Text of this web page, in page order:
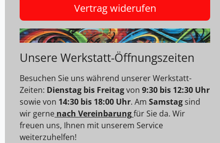
Vertrag widerufen
Unsere Werkstatt-Öffnungszeiten
Besuchen Sie uns während unserer Werkstatt-
Zeiten: Dienstag bis Freitagvon 9:30 bis 12:30 Uhr
sowie von 14:30 bis 18:00 Uhr. Am Samstag sind
wir gerne nach Vereinbarungfür Sie da. Wir
freuen uns, Ihnen mit unserem Service
weiterzuhelfen!